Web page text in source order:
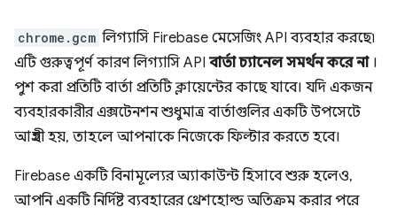
chrome.gcm লিগ্যাসি Firebase মেসেজিং API ব্যবহার করছে৷
এটি গুরুত্বপূর্ণ কারণ লিগ্যাসি API বার্তা চ্যানেল সমর্থন করে না।
পুশ করা প্রতিটি বার্তা প্রতিটি ক্লায়েন্টের কাছে যাবে। যদি একজন
ব্যবহারকারীর এক্সটেনশন শুধুমাত্র বার্তাগুলির একটি উপসেটে
আগ্রহী হয়, তাহলে আপনাকে নিজেকে ফিল্টার করতে হবে।
Firebase একটি বিনামূল্যের অ্যাকাউন্ট হিসাবে শুরু হলেও,
আপনি একটি নির্দিষ্ট ব্যবহারের থ্রেশহোল্ড অতিক্রম করার পরে